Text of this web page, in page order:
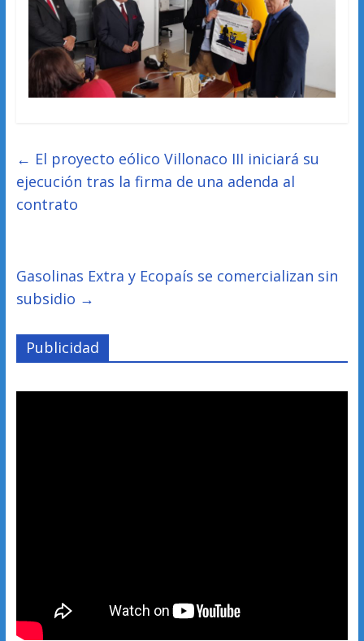
← El proyecto eólico Villonaco III iniciará su
ejecución tras la firma de una adenda al
contrato
Gasolinas Extra y Ecopaís se comercializan sin
subsidio →
Publicidad